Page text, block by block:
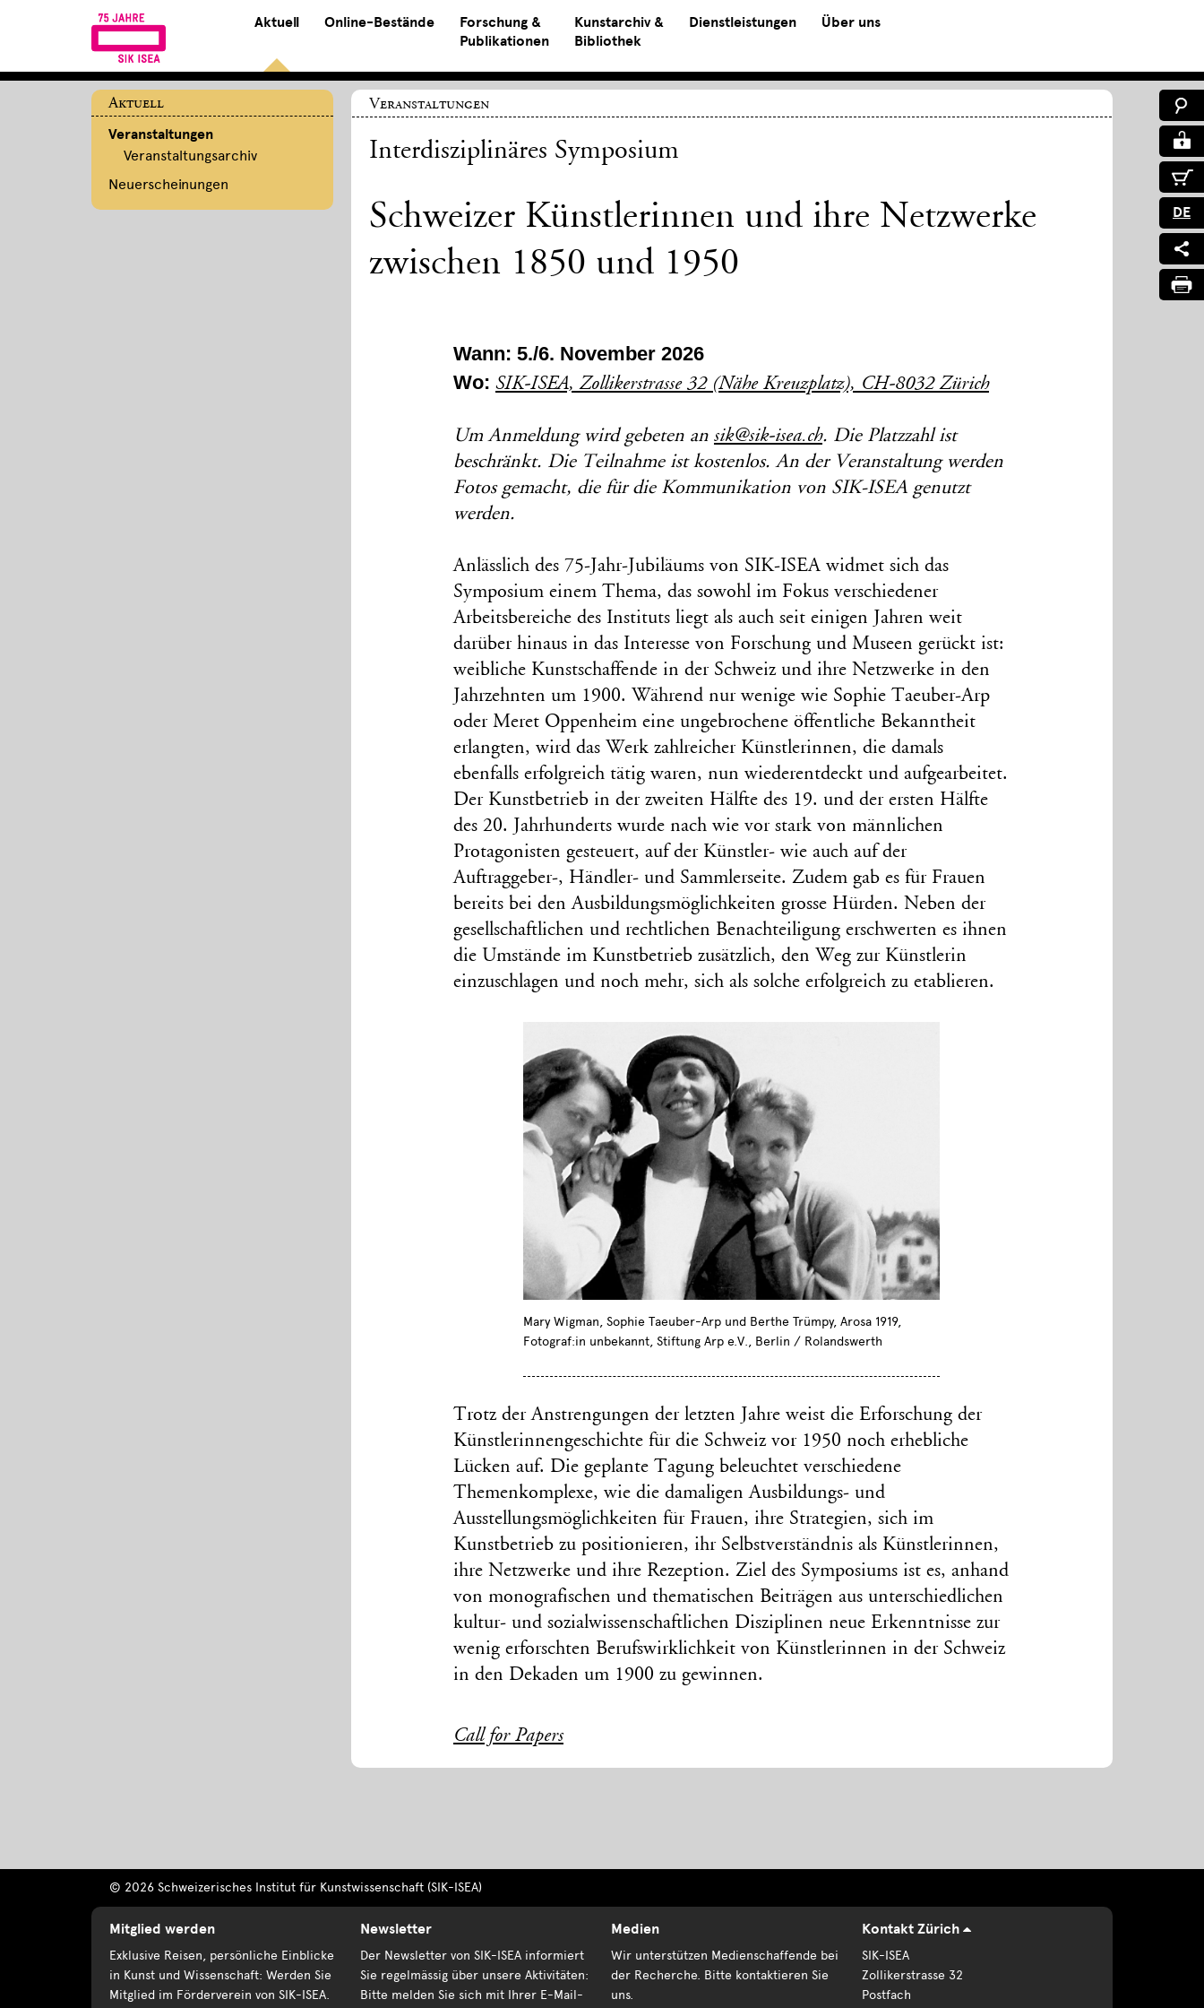
Aktuell Online-Bestände
Forschung &
Publikationen
Kunstarchiv &
Bibliothek
Dienstleistungen Über uns
DE
Aktuell
Veranstaltungen
Veranstaltungsarchiv
Neuerscheinungen
Veranstaltungen
Interdisziplinäres Symposium
Schweizer Künstlerinnen und ihre Netzwerke
zwischen 1850 und 1950
Wann: 5./6. November 2026
Wo: SIK-ISEA, Zollikerstrasse 32 (Nähe Kreuzplatz), CH-8032 Zürich
Um Anmeldung wird gebeten an sik@sik-isea.ch. Die Platzzahl ist
beschränkt. Die Teilnahme ist kostenlos. An der Veranstaltung werden
Fotos gemacht, die für die Kommunikation von SIK-ISEA genutzt
werden.
Anlässlich des 75-Jahr-Jubiläums von SIK-ISEA widmet sich das
Symposium einem Thema, das sowohl im Fokus verschiedener
Arbeitsbereiche des Instituts liegt als auch seit einigen Jahren weit
darüber hinaus in das Interesse von Forschung und Museen gerückt ist:
weibliche Kunstschaffende in der Schweiz und ihre Netzwerke in den
Jahrzehnten um 1900. Während nur wenige wie Sophie Taeuber-Arp
oder Meret Oppenheim eine ungebrochene öffentliche Bekanntheit
erlangten, wird das Werk zahlreicher Künstlerinnen, die damals
ebenfalls erfolgreich tätig waren, nun wiederentdeckt und aufgearbeitet.
Der Kunstbetrieb in der zweiten Hälfte des 19. und der ersten Hälfte
des 20. Jahrhunderts wurde nach wie vor stark von männlichen
Protagonisten gesteuert, auf der Künstler- wie auch auf der
Auftraggeber-, Händler- und Sammlerseite. Zudem gab es für Frauen
bereits bei den Ausbildungsmöglichkeiten grosse Hürden. Neben der
gesellschaftlichen und rechtlichen Benachteiligung erschwerten es ihnen
die Umstände im Kunstbetrieb zusätzlich, den Weg zur Künstlerin
einzuschlagen und noch mehr, sich als solche erfolgreich zu etablieren.
Mary Wigman, Sophie Taeuber-Arp und Berthe Trümpy, Arosa 1919,
Fotograf:in unbekannt, Stiftung Arp e.V., Berlin / Rolandswerth
Trotz der Anstrengungen der letzten Jahre weist die Erforschung der
Künstlerinnengeschichte für die Schweiz vor 1950 noch erhebliche
Lücken auf. Die geplante Tagung beleuchtet verschiedene
Themenkomplexe, wie die damaligen Ausbildungs- und
Ausstellungsmöglichkeiten für Frauen, ihre Strategien, sich im
Kunstbetrieb zu positionieren, ihr Selbstverständnis als Künstlerinnen,
ihre Netzwerke und ihre Rezeption. Ziel des Symposiums ist es, anhand
von monografischen und thematischen Beiträgen aus unterschiedlichen
kultur- und sozialwissenschaftlichen Disziplinen neue Erkenntnisse zur
wenig erforschten Berufswirklichkeit von Künstlerinnen in der Schweiz
in den Dekaden um 1900 zu gewinnen.
Call for Papers
© 2026 Schweizerisches Institut für Kunstwissenschaft (SIK-ISEA)
Mitglied werden
Exklusive Reisen, persönliche Einblicke
in Kunst und Wissenschaft: Werden Sie
Mitglied im Förderverein von SIK-ISEA.
Newsletter
Der Newsletter von SIK-ISEA informiert
Sie regelmässig über unsere Aktivitäten:
Bitte melden Sie sich mit Ihrer E-Mail-
Medien
Wir unterstützen Medienschaffende bei
der Recherche. Bitte kontaktieren Sie
uns.
Kontakt Zürich
SIK-ISEA
Zollikerstrasse 32
Postfach